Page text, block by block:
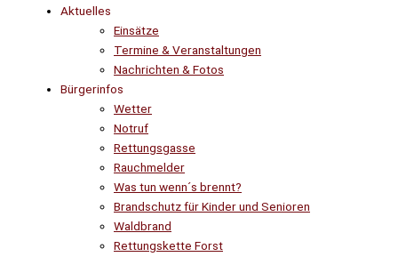
Aktuelles
Einsätze
Termine & Veranstaltungen
Nachrichten & Fotos
Bürgerinfos
Wetter
Notruf
Rettungsgasse
Rauchmelder
Was tun wenn´s brennt?
Brandschutz für Kinder und Senioren
Waldbrand
Rettungskette Forst